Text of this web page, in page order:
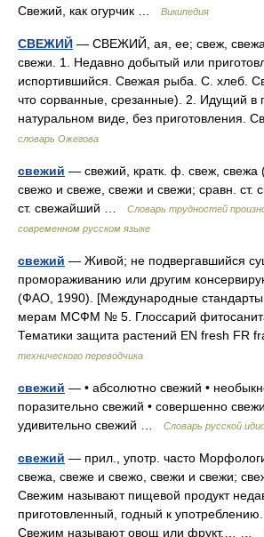
Свежий, как огурчик …
Википедия
СВЕЖИЙ — СВЕЖИЙ, ая, ее; свеж,
свежи. 1. Недавно добытый или
испортившийся. Свежая рыба. С. хлеб.
что сорванные, срезанные). 2. Идущий в
натуральном виде, без приготовления.
словарь Ожегова
свежий — свежий, кратк. ф. свеж, свежа
свежо и свеже, свежи и свежи; сравн. ст.
ст. свежайший …
Словарь трудностей
современном русском языке
свежий — Живой; не подвергавшийся
промораживанию или другим
(ФАО, 1990). [Mеждународные
мерам МСФМ № 5. Глоссарий
Тематики защита растений EN fresh FR
технического переводчика
свежий — • абсолютно свежий •
поразительно свежий • совершенно
удивительно свежий …
Словарь русской
свежий — прил., употр. часто
свежа, свеже и свежо, свежи и свежи;
Свежим называют пищевой продукт
приготовленный, годный к
Свежим называют овощ или фрукт,… …